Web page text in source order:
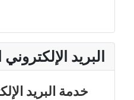
البريد
خدمة البريد